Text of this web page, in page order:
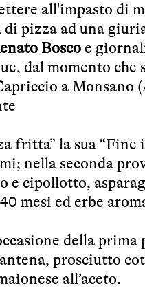
all'impasto di
pizza ad una
Bosco e
dal momento che
a Monsano
fritta” la sua “Fine
nella seconda
e cipollotto,
mesi ed erbe
della prima
prosciutto
all’aceto.